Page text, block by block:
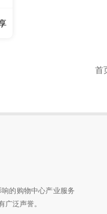
首
的购物中心产业服务
广泛声誉。